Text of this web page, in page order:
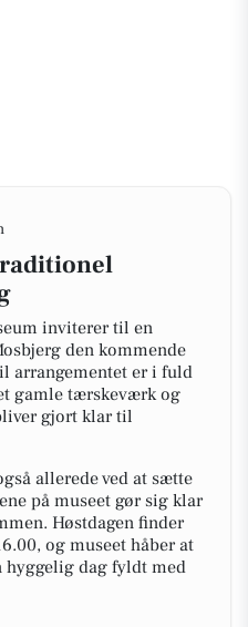
inviterer til en
den kommende
arrangementet er i fuld
gamle tærskeværk og
gjort klar til
allerede ved at sætte
på museet gør sig klar
Høstdagen finder
og museet håber at
hyggelig dag fyldt med